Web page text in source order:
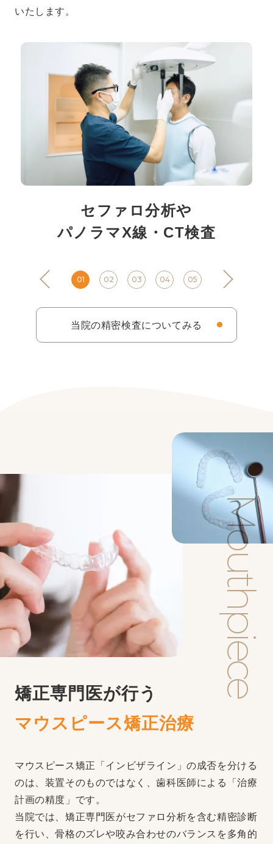
いたします。
セファロ分析や
パノラマX線・CT検査
当院の精密検査についてみる
Mouthpiece
矯正専門医が行う
マウスピース矯正治療
マウスピース矯正「インビザライン」の成否を分ける
のは、装置そのものではなく、歯科医師による「治療
計画の精度」です。
当院では、矯正専門医がセファロ分析を含む精密診断
を行い、骨格のズレや咬み合わせのバランスを多角的